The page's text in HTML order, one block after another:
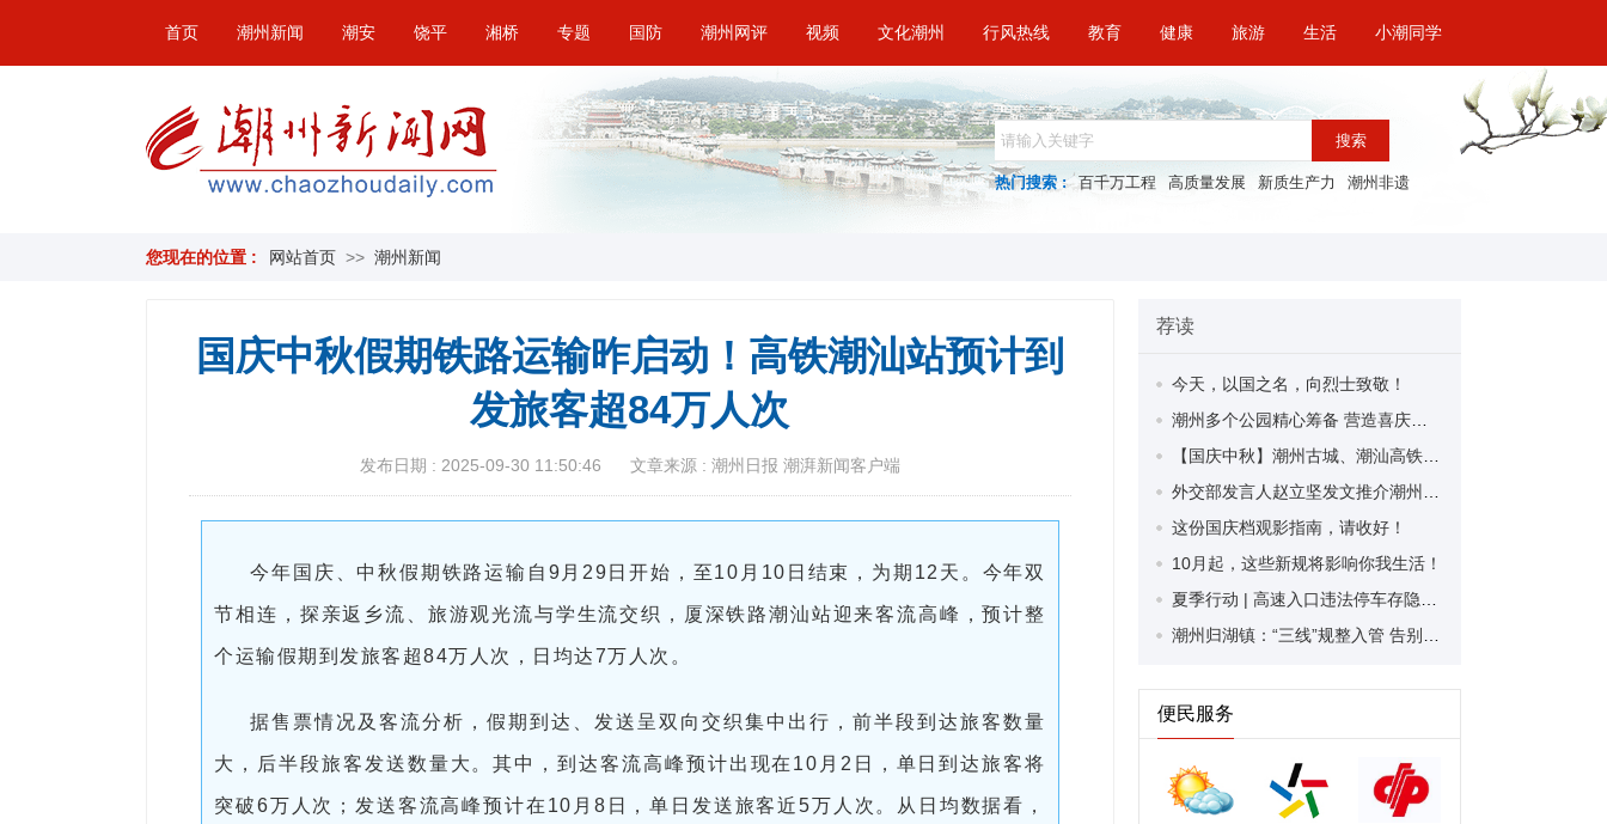
首页 潮州新闻 潮安 饶平 湘桥 专题 国防 潮州网评 视频 文化潮州 行风热线 教育 健康 旅游 生活 小潮同学
搜索
热门搜索 : 百千万工程 高质量发展 新质生产力 潮州非遗
您现在的位置 : 网站首页 >> 潮州新闻
国庆中秋假期铁路运输昨启动！高铁潮汕站预计到
发旅客超84万人次
发布日期 : 2025-09-30 11:50:46 文章来源 : 潮州日报 潮湃新闻客户端
今年国庆、中秋假期铁路运输自9月29日开始，至10月10日结束，为期12天。今年双
节相连，探亲返乡流、旅游观光流与学生流交织，厦深铁路潮汕站迎来客流高峰，预计整
个运输假期到发旅客超84万人次，日均达7万人次。
据售票情况及客流分析，假期到达、发送呈双向交织集中出行，前半段到达旅客数量
大，后半段旅客发送数量大。其中，到达客流高峰预计出现在10月2日，单日到达旅客将
突破6万人次；发送客流高峰预计在10月8日，单日发送旅客近5万人次。从日均数据看，
荐读
今天，以国之名，向烈士致敬！
这份国庆档观影指南，请收好！
10月起，这些新规将影响你我生活！
便民服务